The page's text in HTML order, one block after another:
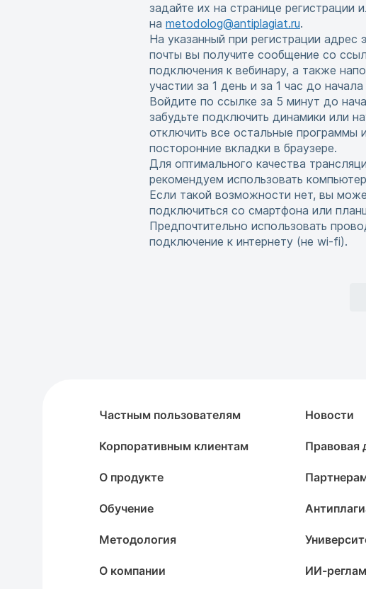
задайте их на странице регистрации
на metodolog@antiplagiat.ru.
На указанный при регистрации адрес
почты вы получите сообщение со
подключения к вебинару, а также
участии за 1 день и за 1 час до
Войдите по ссылке за 5 минут до
забудьте подключить динамики или
отключить все остальные программы
посторонние вкладки в браузере.
Для оптимального качества
рекомендуем использовать
Если такой возможности нет, вы
подключиться со смартфона или
Предпочтительно использовать
подключение к интернету (не wi-fi).
Частным пользователям
Корпоративным клиентам
О продукте
Обучение
Методология
О компании
Новости
Правовая
ИИ-